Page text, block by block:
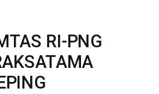
RI-PNG